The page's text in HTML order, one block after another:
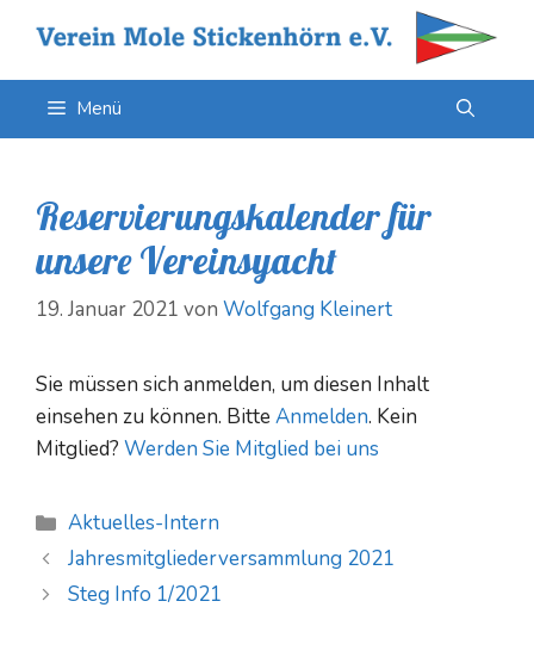
Inhalt
springen
Menü
Reservierungskalender für
unsere Vereinsyacht
19. Januar 2021 von Wolfgang Kleinert
Sie müssen sich anmelden, um diesen Inhalt
einsehen zu können. Bitte Anmelden. Kein
Mitglied? Werden Sie Mitglied bei uns
Kategorien
Aktuelles-Intern
Jahresmitgliederversammlung 2021
Steg Info 1/2021